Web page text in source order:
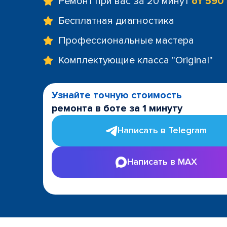
Бесплатная диагностика
Профессиональные мастера
Комплектующие класса "Original"
Узнайте точную стоимость
ремонта в боте за 1 минуту
Написать в Telegram
Написать в MAX